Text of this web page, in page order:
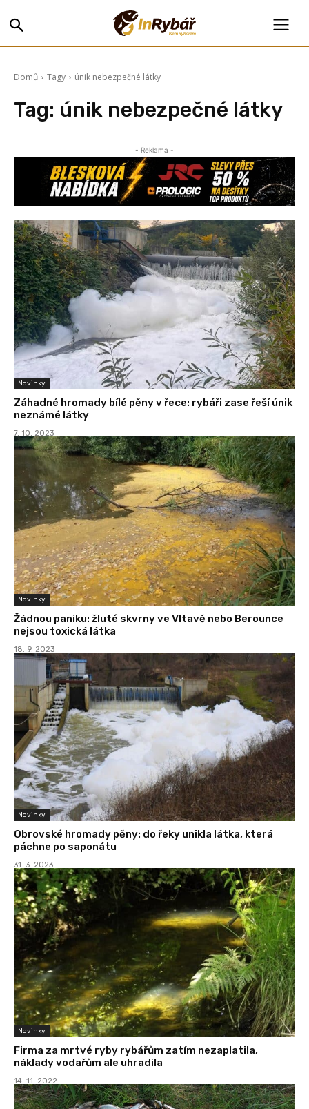
Domů Tagy únik nebezpečné látky
Tag: únik nebezpečné látky
- Reklama -
Novinky
Záhadné hromady bílé pěny v řece: rybáři zase řeší únik
neznámé látky
7. 10. 2023
Novinky
Žádnou paniku: žluté skvrny ve Vltavě nebo Berounce
nejsou toxická látka
18. 9. 2023
Novinky
Obrovské hromady pěny: do řeky unikla látka, která
páchne po saponátu
31. 3. 2023
Novinky
Firma za mrtvé ryby rybářům zatím nezaplatila,
náklady vodařům ale uhradila
14. 11. 2022